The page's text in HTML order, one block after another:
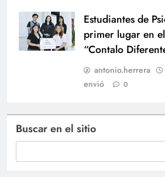
Estudiantes de
primer lugar en
“Contalo
antonio.herrera
envió
0
Buscar en el sitio